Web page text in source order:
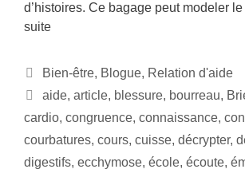
d’histoires. Ce bagage peut modeler
suite
Bien-être, Blogue, Relation d'aide
aide, article, blessure, bourreau,
cardio, congruence, connaissance,
courbatures, cours, cuisse, décrypter,
digestifs, ecchymose, école, écoute,